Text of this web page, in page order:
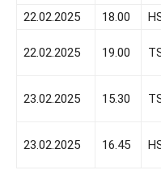
22.02.2025
18.00
22.02.2025 19.00
23.02.2025 15.30
23.02.2025 16.45